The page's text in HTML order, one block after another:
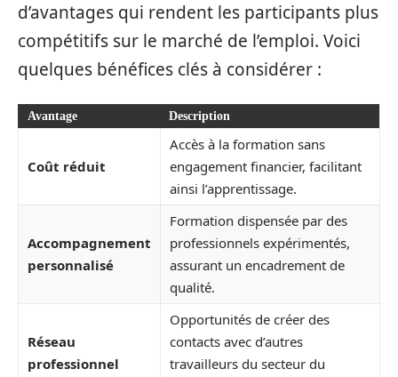
d’avantages qui rendent les participants plus
compétitifs sur le marché de l’emploi. Voici
quelques bénéfices clés à considérer :
Avantage Description
Coût réduit
Accès à la formation sans
engagement financier, facilitant
ainsi l’apprentissage.
Accompagnement
personnalisé
Formation dispensée par des
professionnels expérimentés,
assurant un encadrement de
qualité.
Réseau
professionnel
Opportunités de créer des
contacts avec d’autres
travailleurs du secteur du